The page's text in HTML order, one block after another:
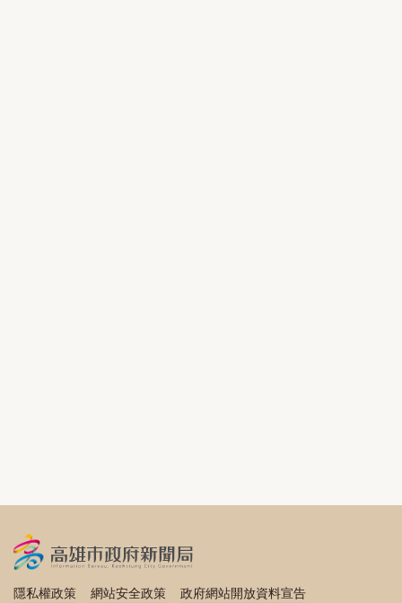
隱私權政策 網站安全政策 政府網站開放資料宣告